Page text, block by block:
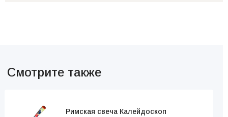
Смотрите также
Римская свеча Калейдоскоп